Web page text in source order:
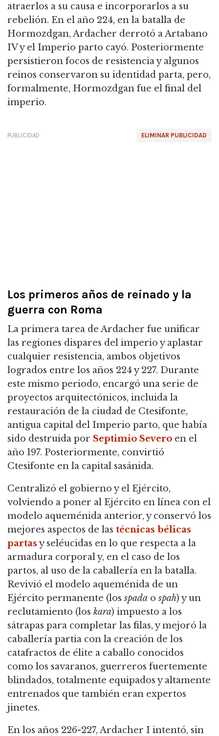
atraerlos a su causa e incorporarlos a su
rebelión. En el año 224, en la batalla de
Hormozdgan, Ardacher derrotó a Artabano
IV y el Imperio parto cayó. Posteriormente
persistieron focos de resistencia y algunos
reinos conservaron su identidad parta, pero,
formalmente, Hormozdgan fue el final del
imperio.
ELIMINAR PUBLICIDAD
PUBLICIDAD
Los primeros años de reinado y la
guerra con Roma
La primera tarea de Ardacher fue unificar
las regiones dispares del imperio y aplastar
cualquier resistencia, ambos objetivos
logrados entre los años 224 y 227. Durante
este mismo periodo, encargó una serie de
proyectos arquitectónicos, incluida la
restauración de la ciudad de Ctesifonte,
antigua capital del Imperio parto, que había
sido destruida por Septimio Severo en el
año 197. Posteriormente, convirtió
Ctesifonte en la capital sasánida.
Centralizó el gobierno y el Ejército,
volviendo a poner al Ejército en línea con el
modelo aqueménida anterior,y conservó los
mejores aspectos de las técnicas bélicas
partasy seléucidas en lo que respecta a la
armadura corporal y, en el caso de los
partos, al uso de la caballería en la batalla.
Revivió el modelo aqueménida de un
Ejército permanente (losspada ospah) y un
reclutamiento (los kara) impuesto a los
sátrapas para completar las filas,y mejoró la
caballería partia con la creación de los
catafractos de élite a caballo conocidos
como los savaranos, guerreros fuertemente
blindados, totalmente equipados y altamente
entrenados que también eran expertos
jinetes.
En los años 226-227, Ardacher I intentó, sin